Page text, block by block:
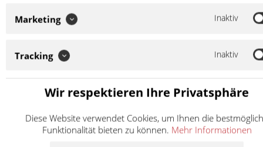
Kawasaki
ZX-6R
Ninja
Rac
Zu
Kawasaki
ZX-6R
Zu
Kawasaki
ZX-6R
Ninja
ABS
ccm
ZX636EE
-
2016
Rac
Marketing Inaktiv
Tracking Inaktiv
Wir respektieren Ihre Privatsphäre
Diese Website verwendet Cookies, um Ihnen die
Funktionalität bieten zu können. Mehr Informationen